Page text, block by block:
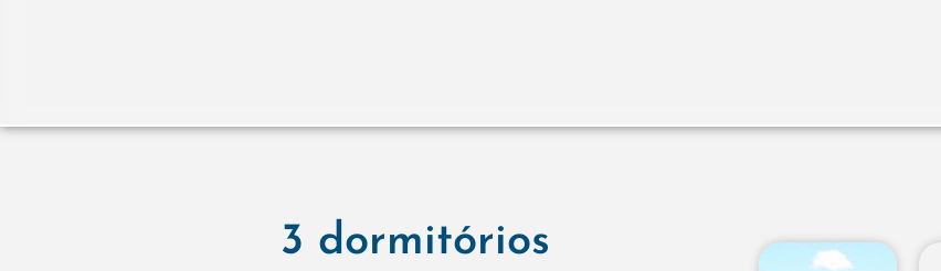
3 dormitórios